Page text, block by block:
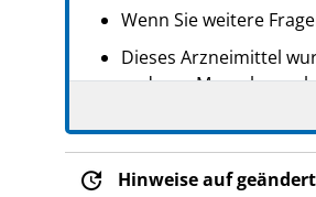
Wenn Sie weitere
Dieses Arzneimittel
anderen Menschen
Nebenwirkungen, die
Hinweise auf